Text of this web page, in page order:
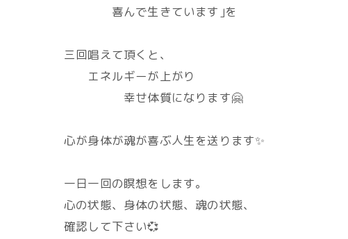
喜んで生きています｣を
三回唱えて頂くと、
エネルギーが上がり
幸せ体質になります🤗
心が身体が魂が喜ぶ人生を送ります✨
一日一回の瞑想をします。
心の状態、身体の状態、魂の状態、
確認して下さい💞